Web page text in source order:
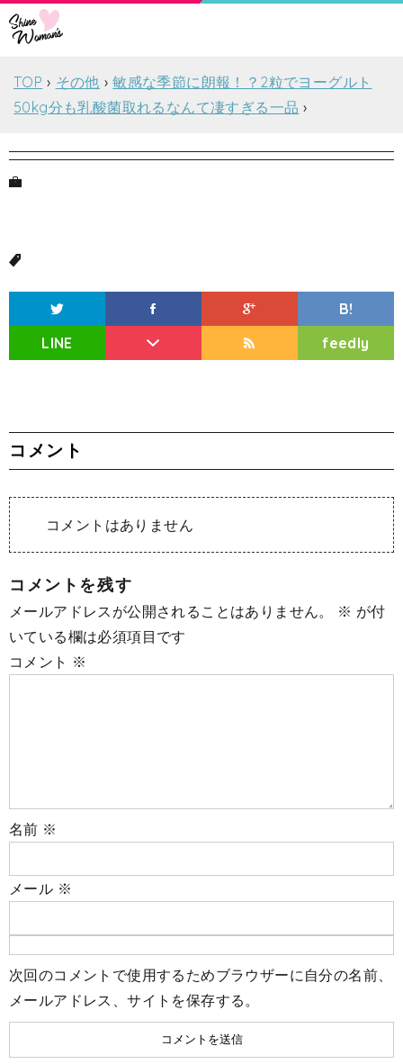
TOP その他
敏感な季節に朗報！？2粒でヨーグルト
50kg分も乳酸菌取れるなんて凄すぎる一品
B!
LINE
feedly
コメント
コメントはありません
コメントを残す
メールアドレスが公開されることはありません。 ※ が付
いている欄は必須項目です
コメント ※
名前 ※
メール ※
次回のコメントで使用するためブラウザーに自分の名前、
メールアドレス、サイトを保存する。